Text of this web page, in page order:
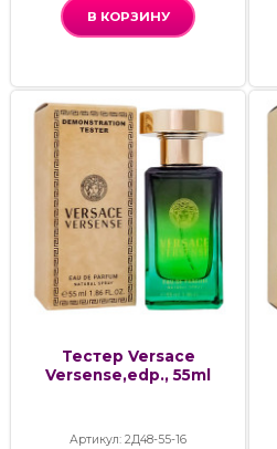
В КОРЗИНУ
Тестер Versace
Versense,edp., 55ml
Артикул: 2Д48-55-16